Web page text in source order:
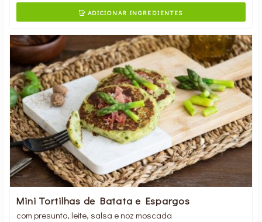
ADICIONAR INGREDIENTES
Mini Tortilhas de Batata e Espargos
com presunto, leite, salsa e noz moscada